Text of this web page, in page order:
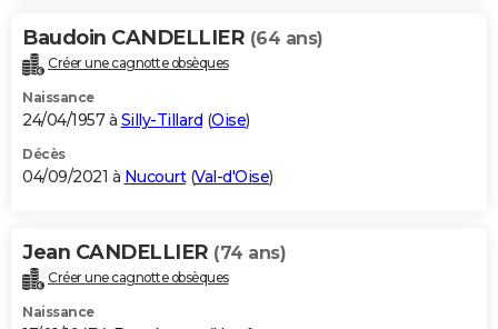
Baudoin CANDELLIER (64 ans)
Créer une cagnotte obsèques
Naissance
24/04/1957 à Silly-Tillard (Oise)
Décès
04/09/2021 à Nucourt(Val-d'Oise)
Jean CANDELLIER (74 ans)
Créer une cagnotte obsèques
Naissance